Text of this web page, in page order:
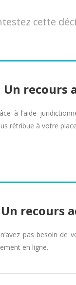
cette
Un
à l’aide
rétribue à votre
Un recours
pas besoin de
en ligne.